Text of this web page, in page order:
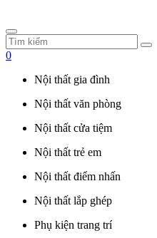
0
Nội thất gia đình
Nội thất văn phòng
Nội thất cửa tiệm
Nội thất trẻ em
Nội thất điểm nhấn
Nội thất lắp ghép
Phụ kiện trang trí